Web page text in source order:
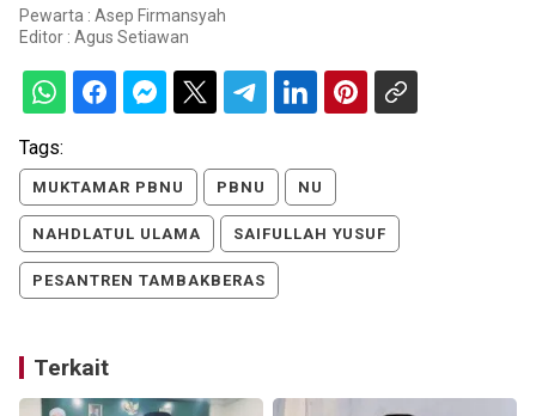
Pewarta : Asep Firmansyah
Editor : Agus Setiawan
Tags:
MUKTAMAR PBNU PBNU NU
NAHDLATUL ULAMA SAIFULLAH YUSUF
PESANTREN TAMBAKBERAS
Terkait